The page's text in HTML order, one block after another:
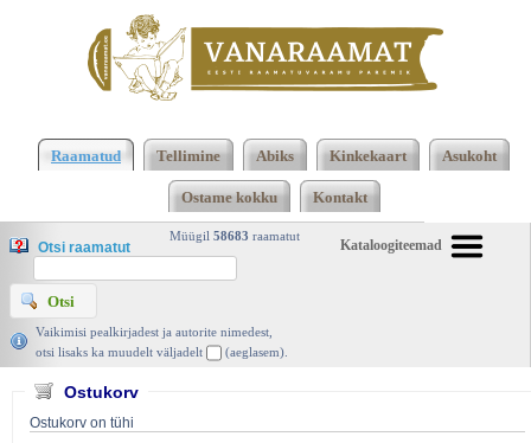
Läänemeres, Arvi Järvekülg ja Ivar Veldre, Eesti
Riiklik Kirjastus 1963 | vanaraamat. ee
Raamatud Tellimine Abiks Kinkekaart Asukoht
Ostame kokku Kontakt
Kataloogiteemad
Müügil 58683 raamatut
Otsi raamatut
Vaikimisi pealkirjadest ja autorite nimedest,
otsi lisaks ka muudelt väljadelt
(aeglasem).
Ostukorv
Ostukorv on tühi